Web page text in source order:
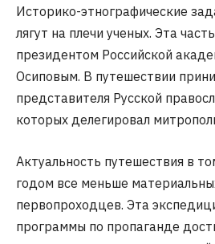
Историко-этнографические
лягут на плечи ученых. Эта
президентом Российской
Осиповым. В путешествии
представителя Русской
которых делегировал
Актуальность путешествия в
годом все меньше
первопроходцев. Эта
программы по пропаганде